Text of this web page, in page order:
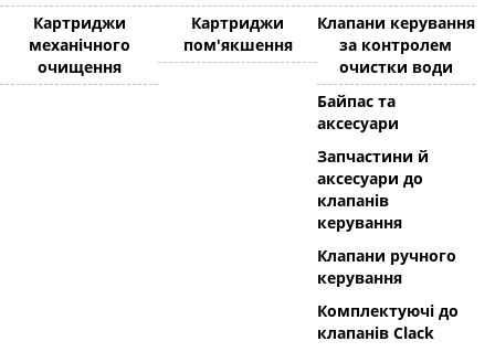
Картриджи
механічного
очищення
Картриджи
пом'якшення
Клапани керування
за контролем
очистки води
Байпас та
аксесуари
Запчастини й
аксесуари до
клапанів
керування
Клапани ручного
керування
Комплектуючі до
клапанів Clack